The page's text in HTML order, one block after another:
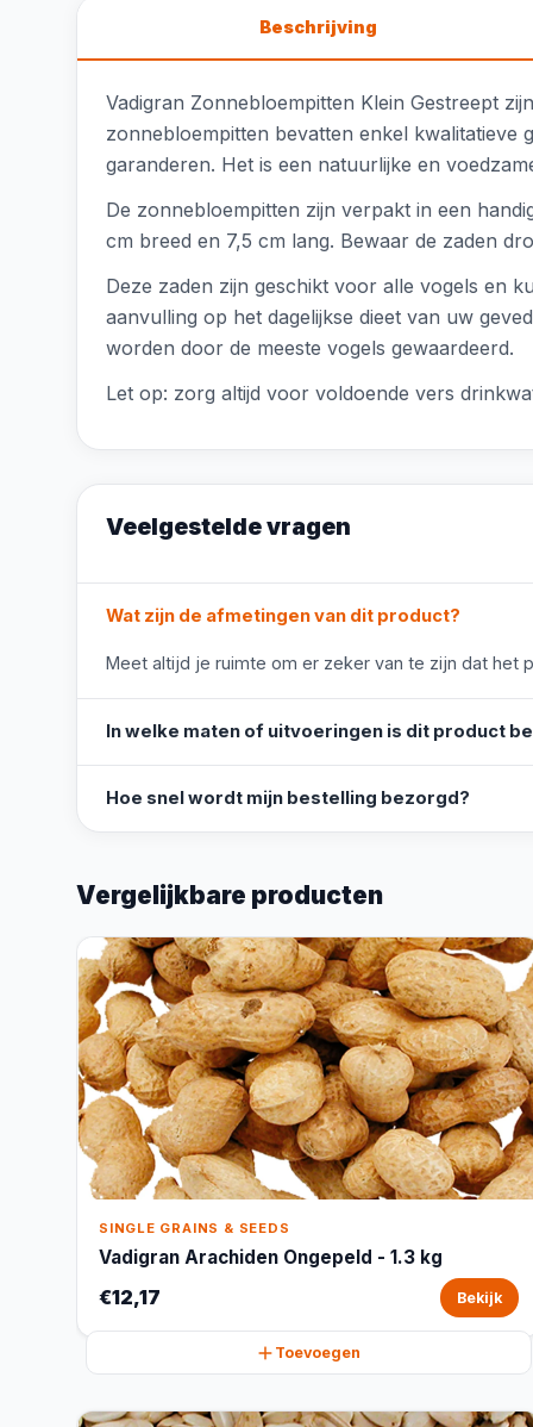
Beschrijving
Vadigran Zonnebloempitten Klein Gestreept
zonnebloempitten bevatten enkel
garanderen. Het is een natuurlijke en
De zonnebloempitten zijn verpakt in een
cm breed en 7,5 cm lang. Bewaar de zaden
Deze zaden zijn geschikt voor alle vogels en
aanvulling op het dagelijkse dieet van uw
worden door de meeste vogels gewaardeerd.
Let op: zorg altijd voor voldoende vers
Veelgestelde vragen
Wat zijn de afmetingen van dit product?
Meet altijd je ruimte om er zeker van te zijn dat het
In welke maten of uitvoeringen is dit product
Hoe snel wordt mijn bestelling bezorgd?
Vergelijkbare producten
SINGLE GRAINS & SEEDS
Vadigran Arachiden Ongepeld - 1.3 kg
€12,17 Bekijk
Toevoegen